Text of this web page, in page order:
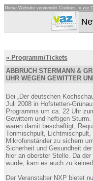
Diese Website verwendet Cookies. » zur
» Programm/Tickets
ABBRUCH STERMANN &
UHR WEGEN GEWITTER
Bei „Der deutschen
Juli 2008 in Hofstetten-
Programms um ca. 22 Uhr
Gewittern und heftigen
waren damit beschäftigt,
Tonmischpult,
Mikrofonständer zu sichern
Sicherheit und Gesundheit
hier an oberster Stelle. Da
wurde, kam es auch zu
Der Veranstalter NXP bietet